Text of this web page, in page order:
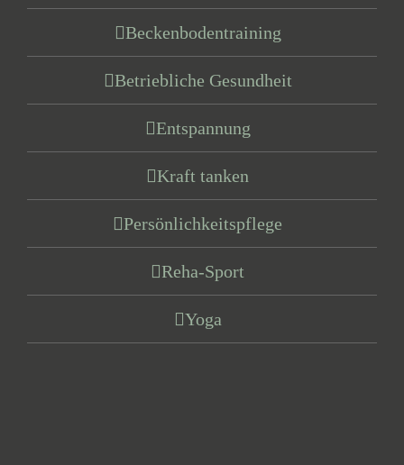
Beckenbodentraining
Betriebliche Gesundheit
Entspannung
Kraft tanken
Persönlichkeitspflege
Reha-Sport
Yoga